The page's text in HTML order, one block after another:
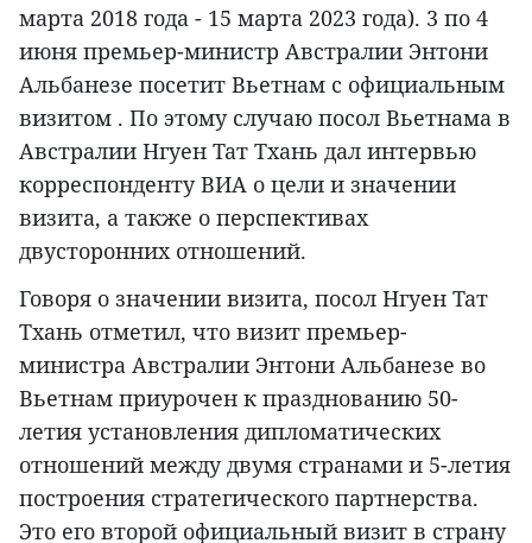
марта 2018 года - 15 марта 2023 года). 3 по 4
июня премьер-министр Австралии Энтони
Альбанезе посетит Вьетнам с официальным
визитом . По этому случаю посол Вьетнама в
Австралии Нгуен Тат Тхань дал интервью
корреспонденту ВИА о цели и значении
визита, а также о перспективах
двусторонних отношений.
Говоря о значении визита, посол Нгуен Тат
Тхань отметил, что визит премьер-
министра Австралии Энтони Альбанезе во
Вьетнам приурочен к празднованию 50-
летия установления дипломатических
отношений между двумя странами и 5-летия
построения стратегического партнерства.
Это его второй официальный визит в страну